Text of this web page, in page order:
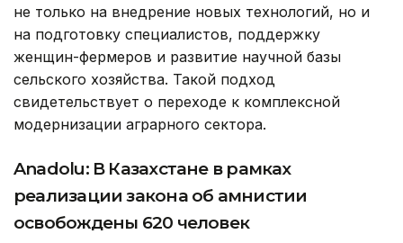
не только на внедрение новых технологий, но и
на подготовку специалистов, поддержку
женщин-фермеров и развитие научной базы
сельского хозяйства. Такой подход
свидетельствует о переходе к комплексной
модернизации аграрного сектора.
Anadolu: В Казахстане в рамках
реализации закона об амнистии
освобождены 620 человек